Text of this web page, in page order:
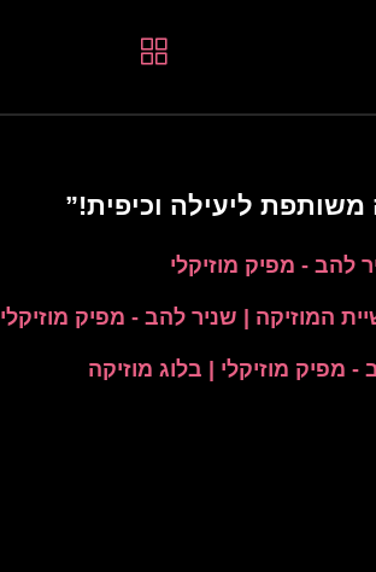
”
המוזיקה | שניר להב - מפיק מוזיקלי
מוזיקלי | בלוג מוזיקה